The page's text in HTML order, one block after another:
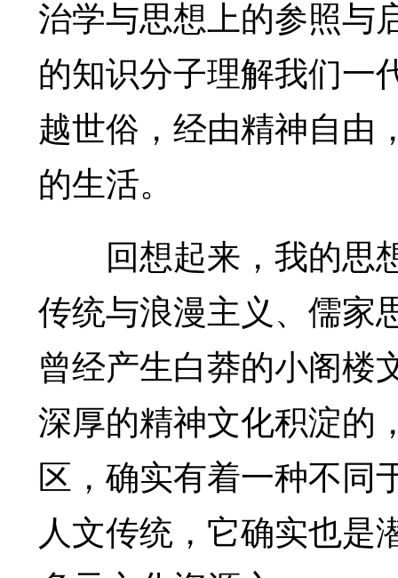
治学与思想上的参照与
的知识分子理解我们一
越世俗，经由精神自由
的生活。
回想起来，我的思
传统与浪漫主义、儒家
曾经产生白莽的小阁楼
深厚的精神文化积淀的
区，确实有着一种不同
人文传统，它确实也是